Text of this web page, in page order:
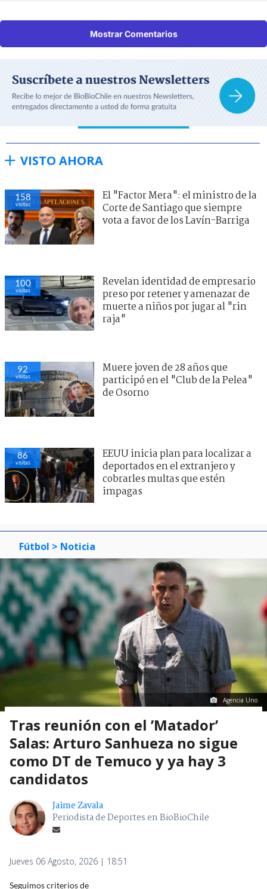
Mostrar Comentarios
VISTO AHORA
158
visitas
El "Factor Mera": el ministro de la
Corte de Santiago que siempre
vota a favor de los Lavín-Barriga
100
visitas
Revelan identidad de empresario
preso por retener y amenazar de
muerte a niños por jugar al "rin
raja"
92
visitas
Muere joven de 28 años que
participó en el "Club de la Pelea"
de Osorno
86
visitas
EEUU inicia plan para localizar a
deportados en el extranjero y
cobrarles multas que estén
impagas
Fútbol > Noticia
Agencia Uno
Tras reunión con el ’Matador’
Salas: Arturo Sanhueza no sigue
como DT de Temuco y ya hay 3
candidatos
Jaime Zavala
Periodista de Deportes en BioBioChile
Jueves 06 Agosto, 2026 | 18:51
Seguimos criterios de